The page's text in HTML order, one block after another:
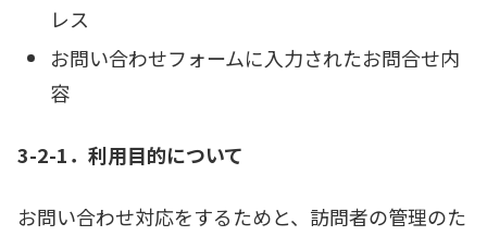
レス
お問い合わせフォームに入力されたお問合せ内
容
3-2-1．利用目的について
お問い合わせ対応をするためと、訪問者の管理のた